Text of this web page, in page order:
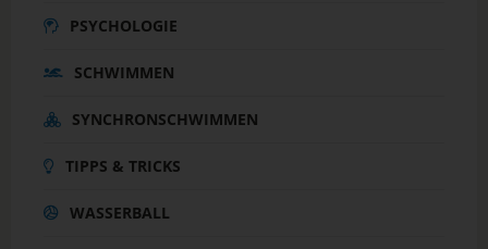
PSYCHOLOGIE
SCHWIMMEN
SYNCHRONSCHWIMMEN
TIPPS & TRICKS
WASSERBALL